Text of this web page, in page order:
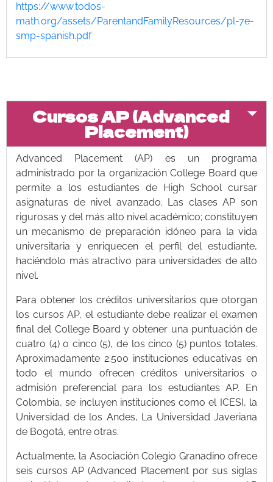
https://www.todos-
math.org/assets/ParentandFamilyResources/pl-7e-
smp-spanish.pdf
Cursos AP (Advanced
Placement)
Advanced Placement (AP) es un programa
administrado por la organización College Board que
permite a los estudiantes de High School cursar
asignaturas de nivel avanzado. Las clases AP son
rigurosas y del más alto nivel académico; constituyen
un mecanismo de preparación idóneo para la vida
universitaria y enriquecen el perfil del estudiante,
haciéndolo más atractivo para universidades de alto
nivel.
Para obtener los créditos universitarios que otorgan
los cursos AP, el estudiante debe realizar el examen
final del College Board y obtener una puntuación de
cuatro (4) o cinco (5), de los cinco (5) puntos totales.
Aproximadamente 2.500 instituciones educativas en
todo el mundo ofrecen créditos universitarios o
admisión preferencial para los estudiantes AP. En
Colombia, se incluyen instituciones como el ICESI, la
Universidad de los Andes, La Universidad Javeriana
de Bogotá, entre otras.
Actualmente, la Asociación Colegio Granadino ofrece
seis cursos AP (Advanced Placement por sus siglas